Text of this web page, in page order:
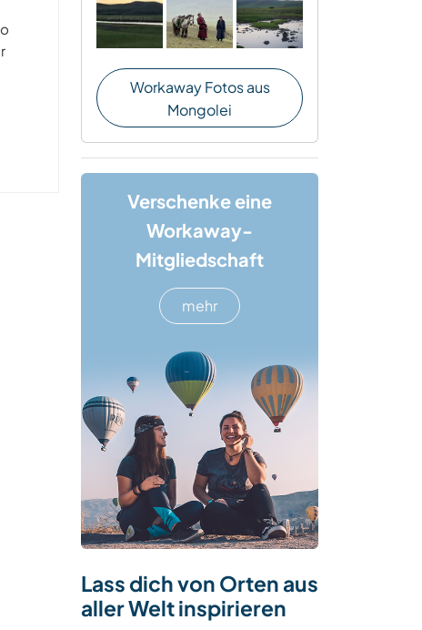
Workaway Fotos aus
Mongolei
Verschenke eine
Workaway-
Mitgliedschaft
mehr
Lass dich von Orten aus
aller Welt inspirieren